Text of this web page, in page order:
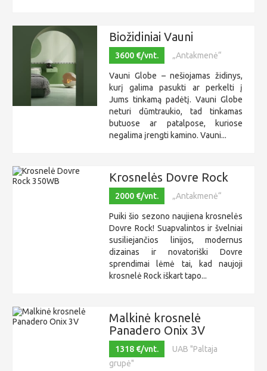
Biožidiniai Vauni
3600 €/vnt. „Antakmenė“
Vauni Globe – nešiojamas židinys,
kurį galima pasukti ar perkelti į
Jums tinkamą padėtį. Vauni Globe
neturi dūmtraukio, tad tinkamas
butuose ar patalpose, kuriose
negalima įrengti kamino. Vauni...
Krosnelės Dovre Rock
2000 €/vnt. „Antakmenė“
Puiki šio sezono naujiena krosnelės
Dovre Rock! Suapvalintos ir švelniai
susiliejančios linijos, modernus
dizainas ir novatoriški Dovre
sprendimai lėmė tai, kad naujoji
krosnelė Rock iškart tapo...
Malkinė krosnelė
Panadero Onix 3V
1318 €/vnt.
UAB "Paltaja
grupė"